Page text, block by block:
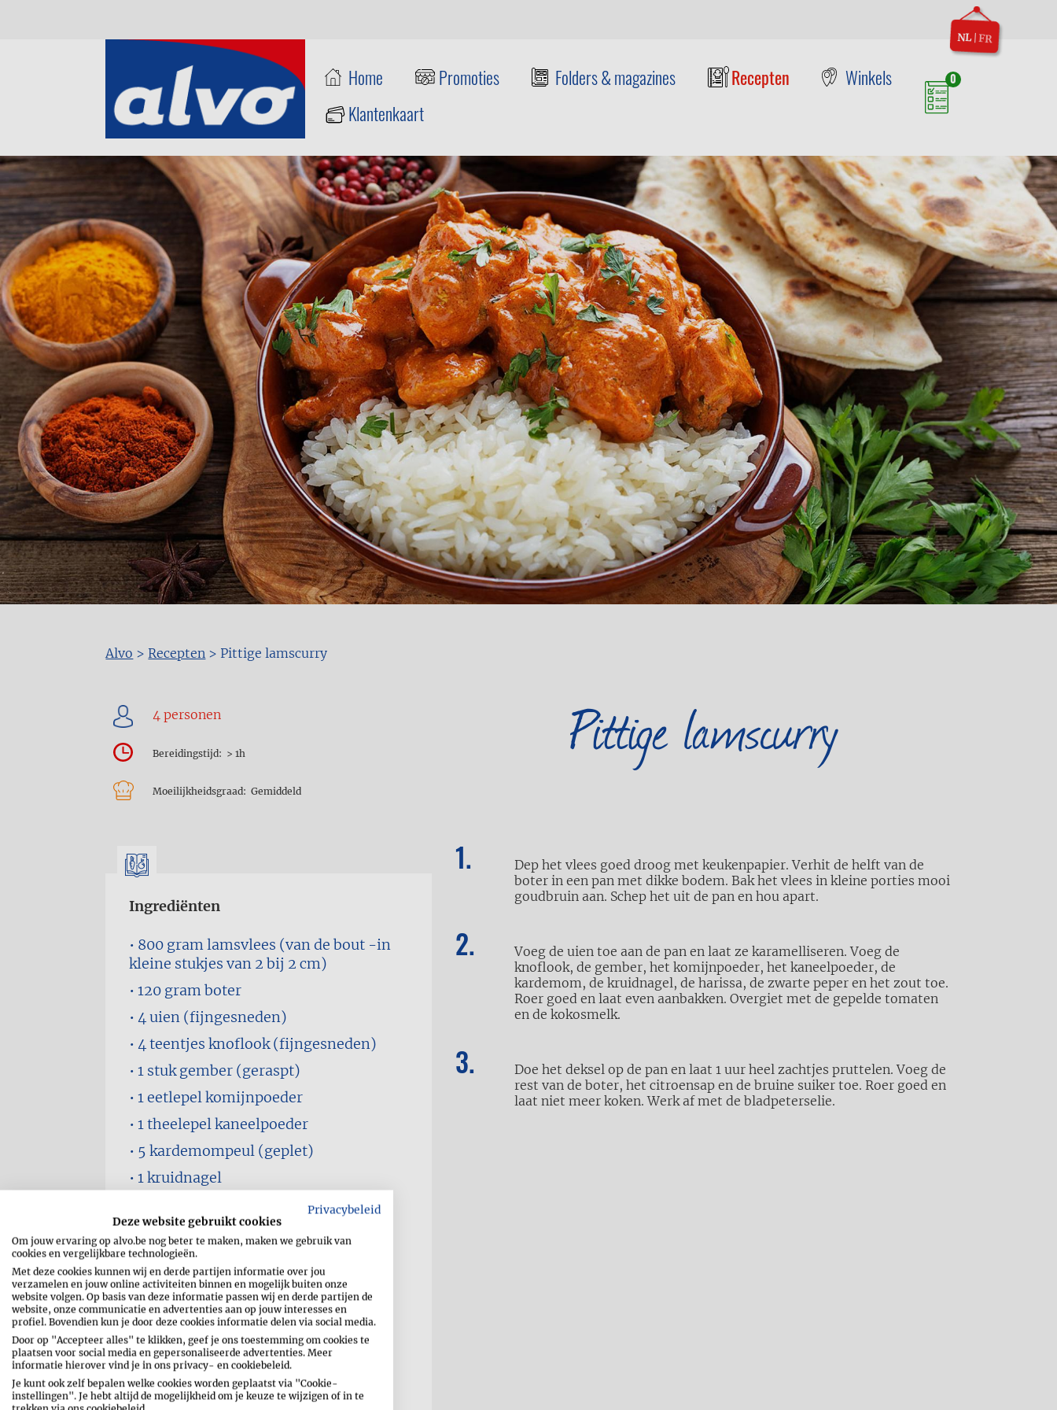
NL|FR
Home Promoties Folders & magazines Recepten
Winkels
Klantenkaart
0
Kruimelpad
Alvo > Recepten > Pittige lamscurry
Bereidingstijd > 1h
Moeilijkheidsgraad Gemiddeld
Ingrediënten
800 gramlamsvlees (van de bout -in
kleine stukjes van 2 bij 2 cm)
120 gramboter
4uien (fijngesneden)
4 teentjes knoflook (fijngesneden)
1 stukgember (geraspt)
1 eetlepelkomijnpoeder
1 theelepelkaneelpoeder
5 kardemompeul (geplet)
1kruidnagel
1 blikgepelde tomaat (fijngesneden)
1 blikkokosmelk
1⁄2citroen (sap)
1 eetlepelbruine suiker
1 bosjebladpeterselie (fijngesneden)
zwarte peper
zout
Pittige lamscurry
Dep het vlees goed droog met keukenpapier. Verhit de helft van de
boter in een pan met dikke bodem. Bak het vlees in kleine porties mooi
goudbruin aan. Schep het uit de pan en hou apart.
Voeg de uien toe aan de pan en laat ze karamelliseren. Voeg de
knoflook, de gember, het komijnpoeder, het kaneelpoeder, de
kardemom, de kruidnagel, de harissa, de zwarte peper en het zout toe.
Roer goed en laat even aanbakken. Overgiet met de gepelde tomaten
en de kokosmelk.
Doe het deksel op de pan en laat 1 uur heel zachtjes pruttelen. Voeg de
rest van de boter, het citroensap en de bruine suiker toe. Roer goed en
laat niet meer koken. Werk af met de bladpeterselie.
Privacybeleid
Deze website gebruikt cookies
Om jouw ervaring op alvo.be nog beter te maken, maken we gebruik van
cookies en vergelijkbare technologieën.
Met deze cookies kunnen wij en derde partijen informatie over jou
verzamelen en jouw online activiteiten binnen en mogelijk buiten onze
website volgen. Op basis van deze informatie passen wij en derde partijen de
website, onze communicatie en advertenties aan op jouw interesses en
profiel. Bovendien kun je door deze cookies informatie delen via social media.
Door op "Accepteer alles" te klikken, geef je ons toestemming om cookies te
plaatsen voor social media en gepersonaliseerde advertenties. Meer
informatie hierover vind je in ons privacy- en cookiebeleid.
Je kunt ook zelf bepalen welke cookies worden geplaatst via "Cookie-
instellingen". Je hebt altijd de mogelijkheid om je keuze te wijzigen of in te